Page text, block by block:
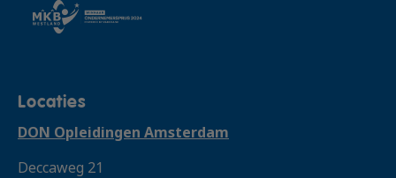
Locaties
DON Opleidingen Amsterdam
Deccaweg 21